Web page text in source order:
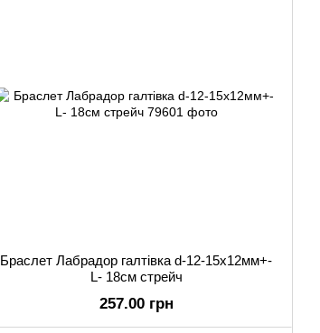
Браслет Лабрадор галтівка d-12-15х12мм+-
L- 18см стрейч
257.00 грн